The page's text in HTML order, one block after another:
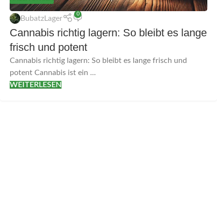
BubatzLager
0
Cannabis richtig lagern: So bleibt es lange
frisch und potent
Cannabis richtig lagern: So bleibt es lange frisch und
potent Cannabis ist ein ...
WEITERLESEN